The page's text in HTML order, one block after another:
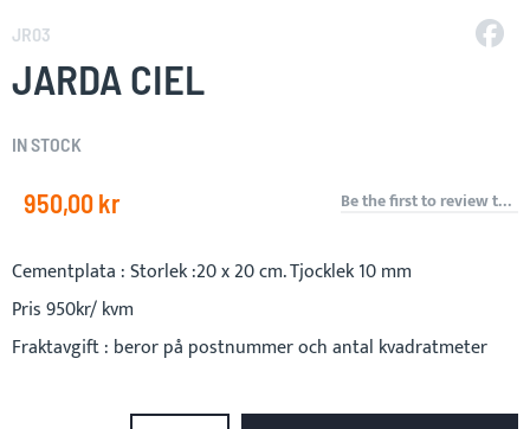
to
the
beginning
of
images
JR03
JARDA CIEL
IN STOCK
950,00 kr Be the first to review this product
Cementplata : Storlek :20 x 20 cm. Tjocklek 10 mm
Pris 950kr/ kvm
Fraktavgift : beror på postnummer och antal kvadratmeter